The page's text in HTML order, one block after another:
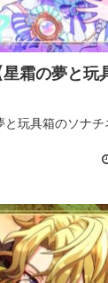
霜の夢と玩
玩具箱のソナチ